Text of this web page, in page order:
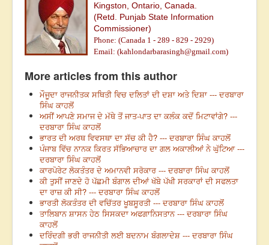
Kingston, Ontario, Canada.
(Retd. Punjab State Information
Commissioner)
Phone: (Canada 1 - 289 - 829 - 2929)
Email: (kahlondarbarasingh@gmail.com)
More articles from this author
ਮੌਜੂਦਾ ਰਾਜਨੀਤਕ ਸਥਿਤੀ ਵਿਚ ਦਲਿਤਾਂ ਦੀ ਦਸ਼ਾ ਅਤੇ ਦਿਸ਼ਾ --- ਦਰਬਾਰਾ
ਸਿੰਘ ਕਾਹਲੋਂ
ਅਸੀਂ ਆਪਣੇ ਸਮਾਜ ਦੇ ਮੱਥੇ ਤੋਂ ਜਾਤ-ਪਾਤ ਦਾ ਕਲੰਕ ਕਦੋਂ ਮਿਟਾਵਾਂਗੇ? ---
ਦਰਬਾਰਾ ਸਿੰਘ ਕਾਹਲੋਂ
ਭਾਰਤ ਦੀ ਅਰਥ ਵਿਵਸਥਾ ਦਾ ਸੱਚ ਕੀ ਹੈ? --- ਦਰਬਾਰਾ ਸਿੰਘ ਕਾਹਲੋਂ
ਪੰਜਾਬ ਵਿੱਚ ਨਾਨਕ ਕਿਰਤ ਸੱਭਿਆਚਾਰ ਦਾ ਗਲ ਅਕਾਲੀਆਂ ਨੇ ਘੁੱਟਿਆ ---
ਦਰਬਾਰਾ ਸਿੰਘ ਕਾਹਲੋਂ
ਕਾਰਪੋਰੇਟ ਲੋਕਤੰਤਰ ਦੇ ਅਮਾਨਵੀ ਸਰੋਕਾਰ --- ਦਰਬਾਰਾ ਸਿੰਘ ਕਾਹਲੋਂ
ਕੀ ਤੁਸੀਂ ਜਾਣਦੇ ਹੋ ਪੱਛਮੀ ਬੰਗਾਲ ਦੀਆਂ ਖੱਬੇ ਪੱਖੀ ਸਰਕਾਰਾਂ ਦੀ ਸਫਲਤਾ
ਦਾ ਰਾਜ਼ ਕੀ ਸੀ? --- ਦਰਬਾਰਾ ਸਿੰਘ ਕਾਹਲੋਂ
ਭਾਰਤੀ ਲੋਕਤੰਤਰ ਦੀ ਵਚਿੱਤਰ ਖੂਬਸੂਰਤੀ --- ਦਰਬਾਰਾ ਸਿੰਘ ਕਾਹਲੋਂ
ਤਾਲਿਬਾਨ ਸ਼ਾਸਨ ਹੇਠ ਸਿਸਕਦਾ ਅਫਗਾਨਿਸਤਾਨ --- ਦਰਬਾਰਾ ਸਿੰਘ
ਕਾਹਲੋਂ
ਦਰਿੰਦਗੀ ਭਰੀ ਰਾਜਨੀਤੀ ਲਈ ਬਦਨਾਮ ਬੰਗਲਾਦੇਸ਼ --- ਦਰਬਾਰਾ ਸਿੰਘ